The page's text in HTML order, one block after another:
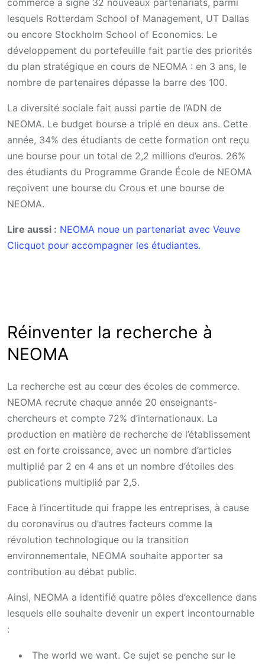
commerce a signé 32 nouveaux partenariats, parmi
lesquels Rotterdam School of Management, UT Dallas
ou encore Stockholm School of Economics. Le
développement du portefeuille fait partie des priorités
du plan stratégique en cours de NEOMA : en 3 ans, le
nombre de partenaires dépasse la barre des 100.
La diversité sociale fait aussi partie de l’ADN de
NEOMA. Le budget bourse a triplé en deux ans. Cette
année, 34% des étudiants de cette formation ont reçu
une bourse pour un total de 2,2 millions d’euros. 26%
des étudiants du Programme Grande École de NEOMA
reçoivent une bourse du Crous et une bourse de
NEOMA.
Lire aussi : NEOMA noue un partenariat avec Veuve
Clicquot pour accompagner les étudiantes.
Réinventer la recherche à
NEOMA
La recherche est au cœur des écoles de commerce.
NEOMA recrute chaque année 20 enseignants-
chercheurs et compte 72% d’internationaux. La
production en matière de recherche de l’établissement
est en forte croissance, avec un nombre d’articles
multiplié par 2 en 4 ans et un nombre d’étoiles des
publications multiplié par 2,5.
Face à l’incertitude qui frappe les entreprises, à cause
du coronavirus ou d’autres facteurs comme la
révolution technologique ou la transition
environnementale, NEOMA souhaite apporter sa
contribution au débat public.
Ainsi, NEOMA a identifié quatre pôles d’excellence dans
lesquels elle souhaite devenir un expert incontournable
:
The world we want. Ce sujet se penche sur le